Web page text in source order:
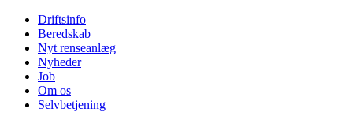
Driftsinfo
Beredskab
Nyt renseanlæg
Nyheder
Job
Om os
Selvbetjening